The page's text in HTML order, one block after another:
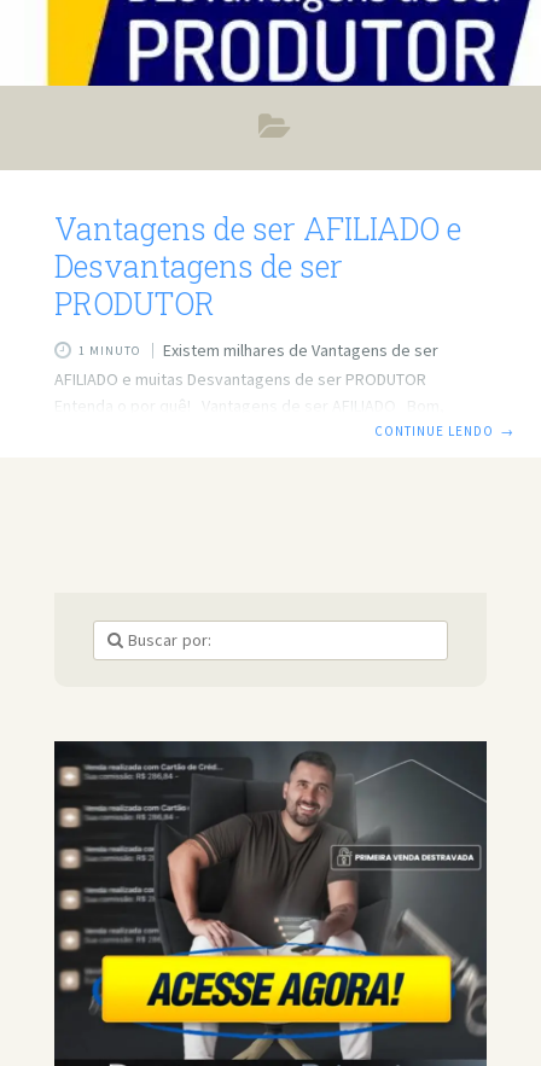
Vantagens de ser AFILIADO e
Desvantagens de ser
PRODUTOR
1 MINUTO
Existem milhares de Vantagens de ser
AFILIADO e muitas Desvantagens de ser PRODUTOR
Entenda o por quê! Vantagens de ser AFILIADO Bom,
imagine que você pode começar AGORA já é um ponto a
CONTINUE LENDO →